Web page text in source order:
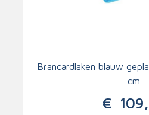
Brancardlaken blauw
cm
€